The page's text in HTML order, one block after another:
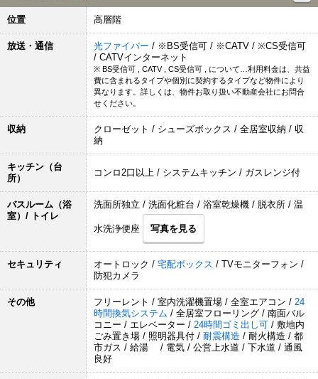
位置 高層階
放送・通信 光ファイバー / ※BS受信可 / ※CATV / ※CS受信可
/ CATVインターネット
※ BS受信可 , CATV , CS受信可 , について…利用料金は、共益
費に含まれるタイプや個別に契約するタイプなど物件により
異なります。詳しくは、物件お取り扱い不動産会社にお問合
せください。
収納
クローゼット / シューズボックス / 全居室収納 / 収
納
キッチン（台
所）
コンロ2口以上 / システムキッチン / ガスレンジ付
バスルーム（浴
室）/ トイレ
洗面所独立 / 洗面化粧台 / 浴室乾燥機 / 脱衣所 / 温
水洗浄便座 写真を見る
セキュリティ オートロック / 宅配ボックス / TVモニターフォン /
防犯カメラ
その他 フリーレント / 室内洗濯機置場 / 全室エアコン / 24
時間換気システム / 全居室フローリング / 南面バル
コニー / エレベーター / 24時間ゴミ出し可 / 敷地内
ごみ置き場 / 照明器具付 / 耐震構造 / 耐火構造 / 都
市ガス / 給湯 / 電気 / 公営上水道 / 下水道 / 通風
良好